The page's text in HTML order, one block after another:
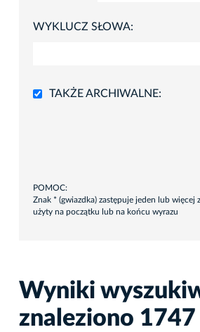
WYKLUCZ SŁOWA:
TAKŻE ARCHIWALNE:
POMOC:
Znak * (gwiazdka) zastępuje jeden lub więcej
użyty na początku lub na końcu wyrazu
Wyniki
znaleziono 1747